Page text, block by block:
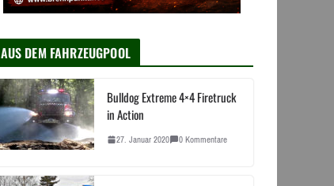
AUS DEM FAHRZEUGPOOL
Bulldog Extreme 4×4 Firetruck
in Action
27. Januar 2020 0 Kommentare